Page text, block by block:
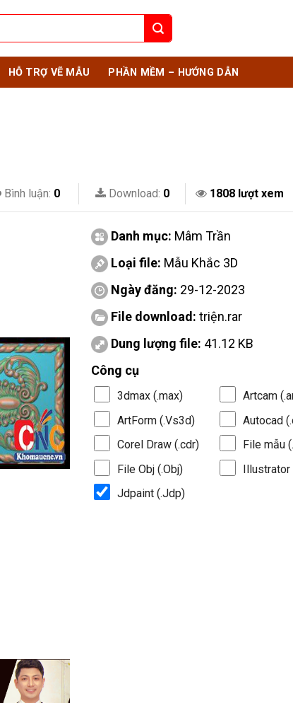
HỖ TRỢ VẼ MẪU PHẦN MỀM – HƯỚNG DẪN
Bình luận: 0 Download: 0 1808 lượt xem
Danh mục: Mâm Trần
Loại file: Mẫu Khắc 3D
Ngày đăng: 29-12-2023
File download: triện.rar
Dung lượng file: 41.12 KB
Công cụ
3dmax (.max)
Artcam
ArtForm (.Vs3d)
Autocad
Corel Draw (.cdr)
File mẫu
File Obj (.Obj)
Illustrator
Jdpaint (.Jdp)